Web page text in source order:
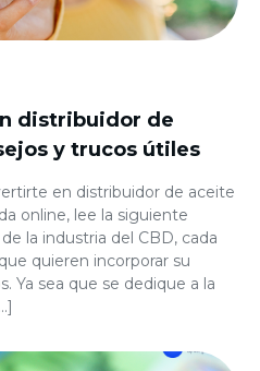
distribuidor de
y trucos útiles
en distribuidor de aceite
online, lee la siguiente
la industria del CBD, cada
quieren incorporar su
Ya sea que se dedique a la